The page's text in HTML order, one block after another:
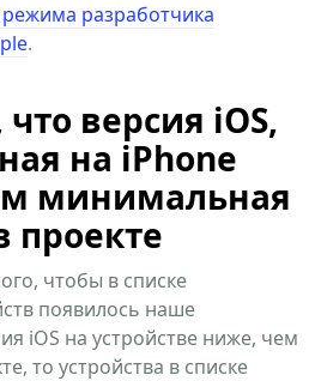
разработчика
.
версия iOS,
на iPhone
минимальная
проекте
чтобы в списке
появилось наше
iOS на устройстве ниже, чем
то устройства в списке